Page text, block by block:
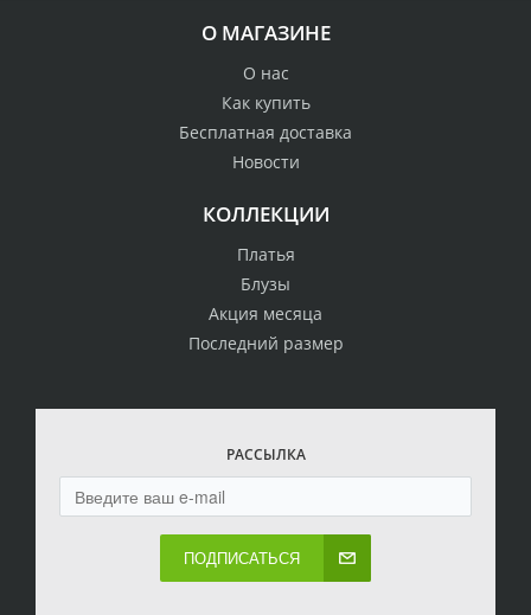
О МАГАЗИНЕ
О нас
Как купить
Бесплатная доставка
Новости
КОЛЛЕКЦИИ
Платья
Блузы
Акция месяца
Последний размер
РАССЫЛКА
ПОДПИСАТЬСЯ